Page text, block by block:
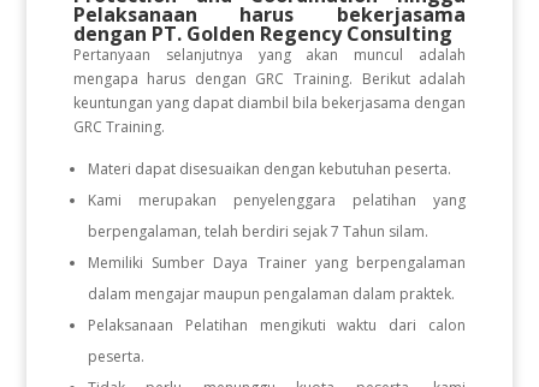
Pelaksanaan harus bekerjasama
dengan PT. Golden Regency Consulting
Pertanyaan selanjutnya yang akan muncul adalah
mengapa harus dengan GRC Training. Berikut adalah
keuntungan yang dapat diambil bila bekerjasama dengan
GRC Training.
Materi dapat disesuaikan dengan kebutuhan peserta.
Kami merupakan penyelenggara pelatihan yang
berpengalaman, telah berdiri sejak 7 Tahun silam.
Memiliki Sumber Daya Trainer yang berpengalaman
dalam mengajar maupun pengalaman dalam praktek.
Pelaksanaan Pelatihan mengikuti waktu dari calon
peserta.